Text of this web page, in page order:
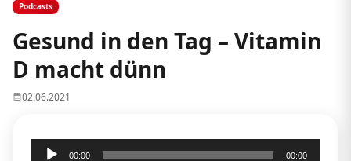
Podcasts
Gesund in den Tag – Vitamin
D macht dünn
02.06.2021
Audio-
00:00 00:00